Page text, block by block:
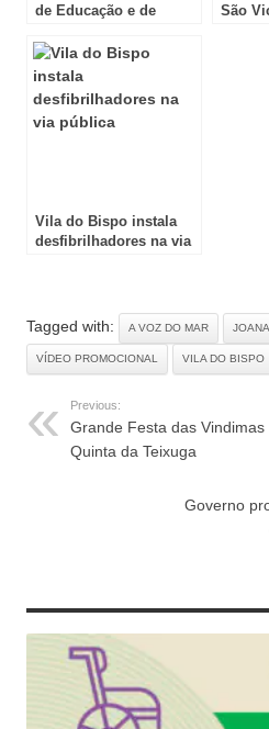
de Educação e de
São
Vila do Bispo instala
desfibrilhadores na via
Tagged with: A VOZ DO MAR
VÍDEO PROMOCIONAL VILA DO BISPO
Previous:
Grande Festa das Vindimas
Quinta da Teixuga
Governo